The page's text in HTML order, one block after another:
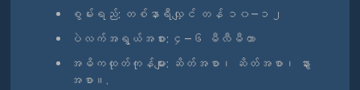
စွမ်းရည်: တစ်နာရီလျှင် တန် ၁၀–၁၂
ပဲလက်အရွယ်အစား: ၄–၆ မီလီမီတာ
အဓိကထုတ်ကုန်များ: ဆိတ်အစာ၊ ဆိတ်အစာ၊ နွား
အစာ။.